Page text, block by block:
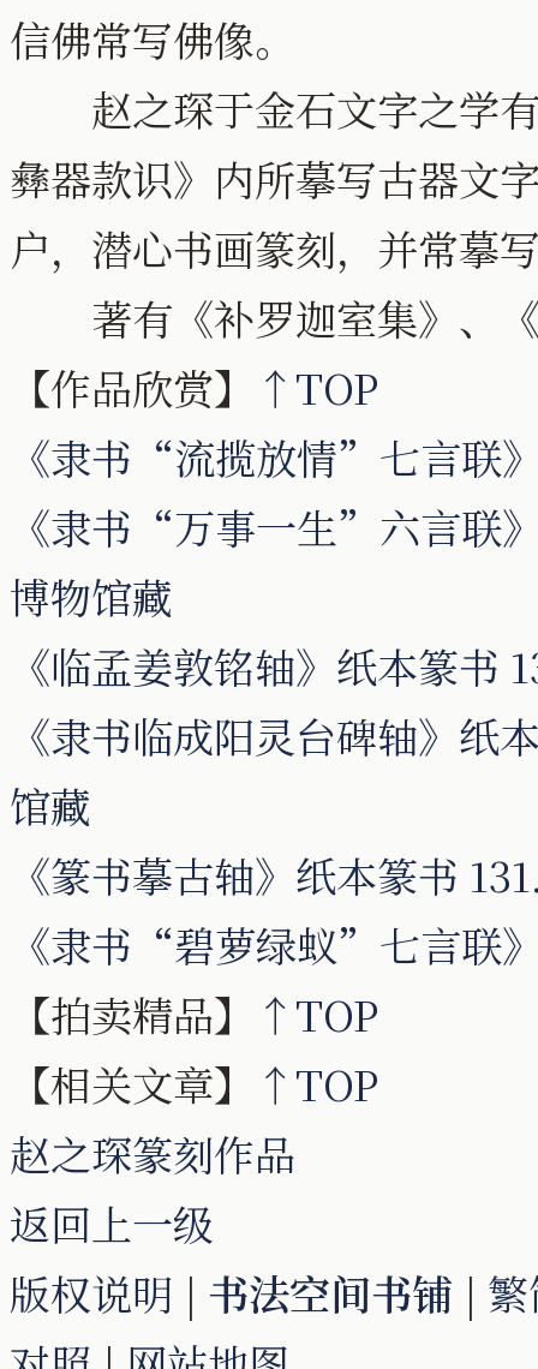
信佛常写佛像。
赵之琛于金石文字之学有
彝器款识》内所摹写古器文
户，潜心书画篆刻，并常
著有《补罗迦室集》、《
【作品欣赏】
↑TOP
《隶书“流揽放情”七言联
《隶书“万事一生”六言联
博物馆藏
《临孟姜敦铭轴》纸本篆
《隶书临成阳灵台碑轴》
馆藏
《篆书摹古轴》纸本篆书
《隶书“碧萝绿蚁”七言联
【拍卖精品】
↑TOP
【相关文章】
↑TOP
赵之琛篆刻作品
返回上一级
版权说明 | 书法空间书铺 |